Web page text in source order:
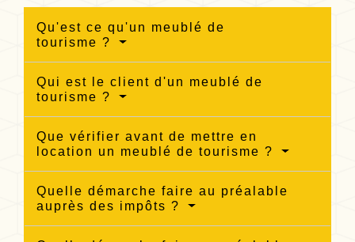
Qu'est ce qu'un meublé de
tourisme ?
Qui est le client d'un meublé de
tourisme ?
Que vérifier avant de mettre en
location un meublé de tourisme ?
Quelle démarche faire au préalable
auprès des impôts ?